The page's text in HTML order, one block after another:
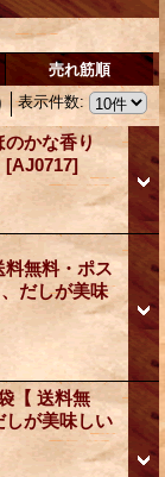
売れ筋順
表示件数:
かな香り
[AJ0717]
無料・ポス
だしが美味
【 送料無
しが美味しい